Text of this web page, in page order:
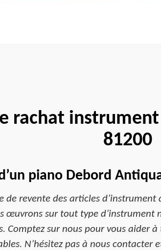
rachat
81200
piano Debord
revente des articles
œuvrons sur tout type d’instrument
Comptez sur nous pour vous aider
N’hésitez pas à nous contacter